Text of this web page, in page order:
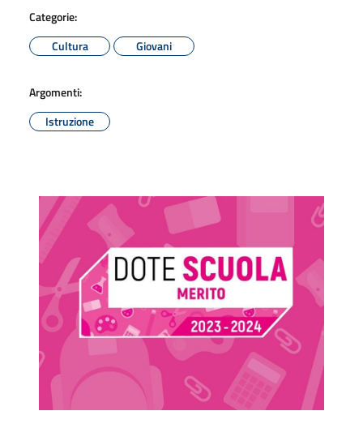
Categorie:
Cultura
Giovani
Argomenti:
Istruzione